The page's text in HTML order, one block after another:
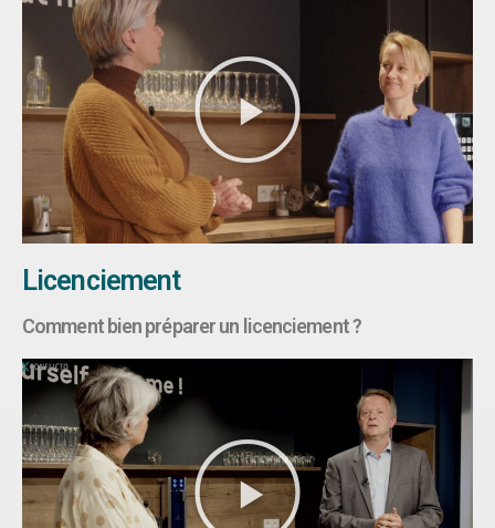
Licenciement
Comment bien préparer un licenciement ?